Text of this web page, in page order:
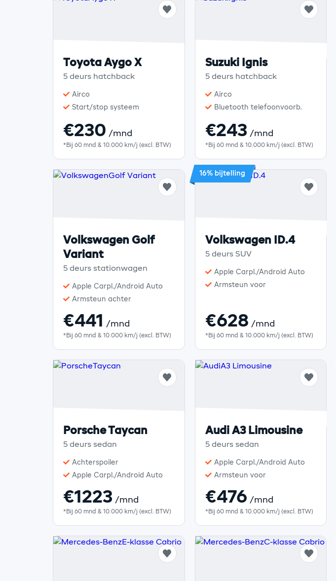
Toyota Aygo X
5 deurs hatchback
Airco
Start/stop systeem
€230 /mnd
*Bij 60 mnd & 10.000 km/j (excl. BTW)
Suzuki Ignis
5 deurs hatchback
Airco
Bluetooth telefoonvoorb.
€243 /mnd
*Bij 60 mnd & 10.000 km/j (excl. BTW)
Volkswagen Golf
Variant
5 deurs stationwagen
Apple Carpl./Android Auto
Armsteun achter
€441 /mnd
*Bij 60 mnd & 10.000 km/j (excl. BTW)
16% bijtelling
Volkswagen ID.4
5 deurs SUV
Apple Carpl./Android Auto
Armsteun voor
€628 /mnd
*Bij 60 mnd & 10.000 km/j (excl. BTW)
Porsche Taycan
5 deurs sedan
Achterspoiler
Apple Carpl./Android Auto
€1223 /mnd
*Bij 60 mnd & 10.000 km/j (excl. BTW)
Audi A3 Limousine
5 deurs sedan
Apple Carpl./Android Auto
Armsteun voor
€476 /mnd
*Bij 60 mnd & 10.000 km/j (excl. BTW)